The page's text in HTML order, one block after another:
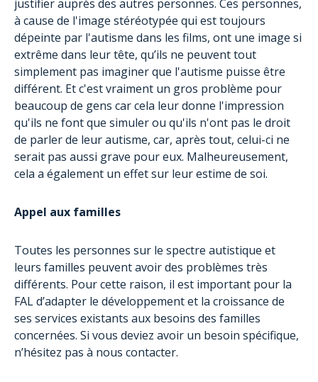
justifier auprès des autres personnes. Ces personnes,
à cause de l'image stéréotypée qui est toujours
dépeinte par l'autisme dans les films, ont une image si
extrême dans leur tête, qu’ils ne peuvent tout
simplement pas imaginer que l'autisme puisse être
différent. Et c'est vraiment un gros problème pour
beaucoup de gens car cela leur donne l'impression
qu'ils ne font que simuler ou qu'ils n'ont pas le droit
de parler de leur autisme, car, après tout, celui-ci ne
serait pas aussi grave pour eux. Malheureusement,
cela a également un effet sur leur estime de soi.
Appel aux familles
Toutes les personnes sur le spectre autistique et
leurs familles peuvent avoir des problèmes très
différents. Pour cette raison, il est important pour la
FAL d’adapter le développement et la croissance de
ses services existants aux besoins des familles
concernées. Si vous deviez avoir un besoin spécifique,
n’hésitez pas à nous contacter.